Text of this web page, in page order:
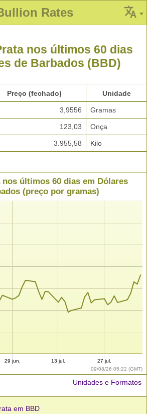
Rates
nos últimos 60 dias
de Barbados (BBD)
Preço (fechado) Unidade
3,9556 Gramas
123,03 Onça
3.955,58 Kilo
09/08/26 05:22 (GMT)
nos últimos 60 dias em Dólares
(preço por gramas)
29 jun. 13 jul. 27 jul.
Unidades e Formatos
em BBD